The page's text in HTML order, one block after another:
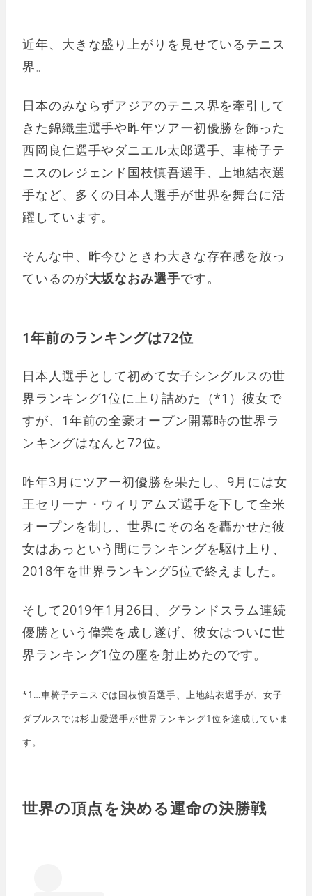
近年、大きな盛り上がりを見せているテニス
界。
日本のみならずアジアのテニス界を牽引して
きた錦織圭選手や昨年ツアー初優勝を飾った
西岡良仁選手やダニエル太郎選手、車椅子テ
ニスのレジェンド国枝慎吾選手、上地結衣選
手など、多くの日本人選手が世界を舞台に活
躍しています。
そんな中、昨今ひときわ大きな存在感を放っ
ているのが大坂なおみ選手です。
1年前のランキングは72位
日本人選手として初めて女子シングルスの世
界ランキング1位に上り詰めた（*1）彼女で
すが、1年前の全豪オープン開幕時の世界ラ
ンキングはなんと72位。
昨年3月にツアー初優勝を果たし、9月には女
王セリーナ・ウィリアムズ選手を下して全米
オープンを制し、世界にその名を轟かせた彼
女はあっという間にランキングを駆け上り、
2018年を世界ランキング5位で終えました。
そして2019年1月26日、グランドスラム連続
優勝という偉業を成し遂げ、彼女はついに世
界ランキング1位の座を射止めたのです。
*1…車椅子テニスでは国枝慎吾選手、上地結衣選手が、女子
ダブルスでは杉山愛選手が世界ランキング1位を達成していま
す。
世界の頂点を決める運命の決勝戦